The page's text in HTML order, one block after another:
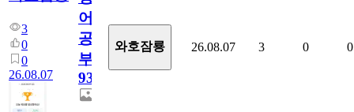
3
0
0
26.08.07
어
공
부
930
와호잠룡 26.08.07 3 0 0